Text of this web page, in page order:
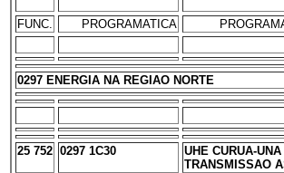
FUNC. PROGRAMATICA
0297 ENERGIA NA REGIAO NORTE
25 752 0297 1C30
UHE CURUA-
TRANSMISSAO